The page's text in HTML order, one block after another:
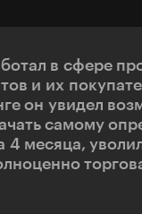
в сфере
и их
он увидел
самому
4 месяца,